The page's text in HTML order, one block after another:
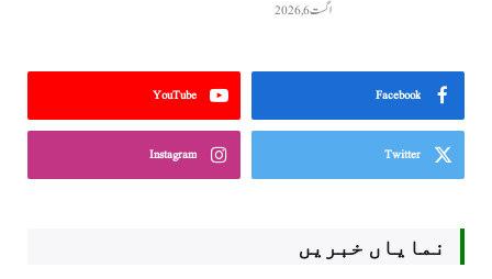
اگست 6, 2026
Facebook
YouTube
Twitter
Instagram
نمایاں خبریں